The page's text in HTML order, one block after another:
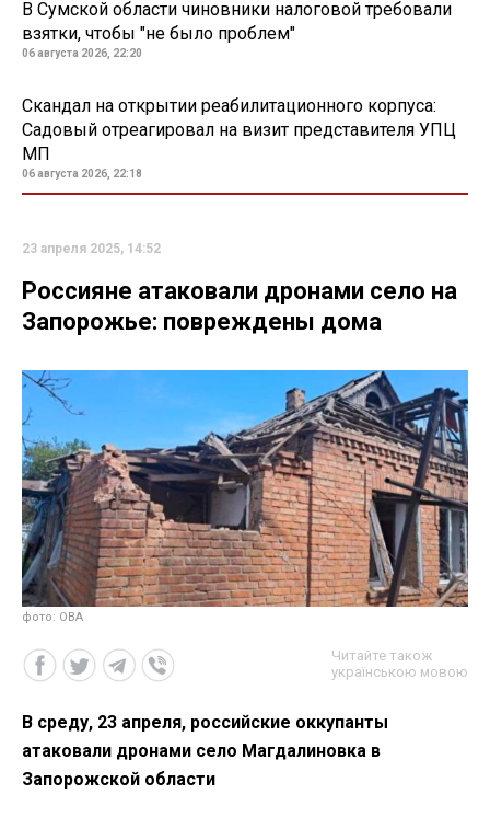
В Сумской области чиновники налоговой требовали
взятки, чтобы "не было проблем"
06 августа 2026, 22:20
Скандал на открытии реабилитационного корпуса:
Садовый отреагировал на визит представителя УПЦ
МП
06 августа 2026, 22:18
23 апреля 2025, 14:52
Россияне атаковали дронами село на
Запорожье: повреждены дома
фото: ОВА
Читайте також
українською мовою
В среду, 23 апреля, российские оккупанты
атаковали дронами село Магдалиновка в
Запорожской области